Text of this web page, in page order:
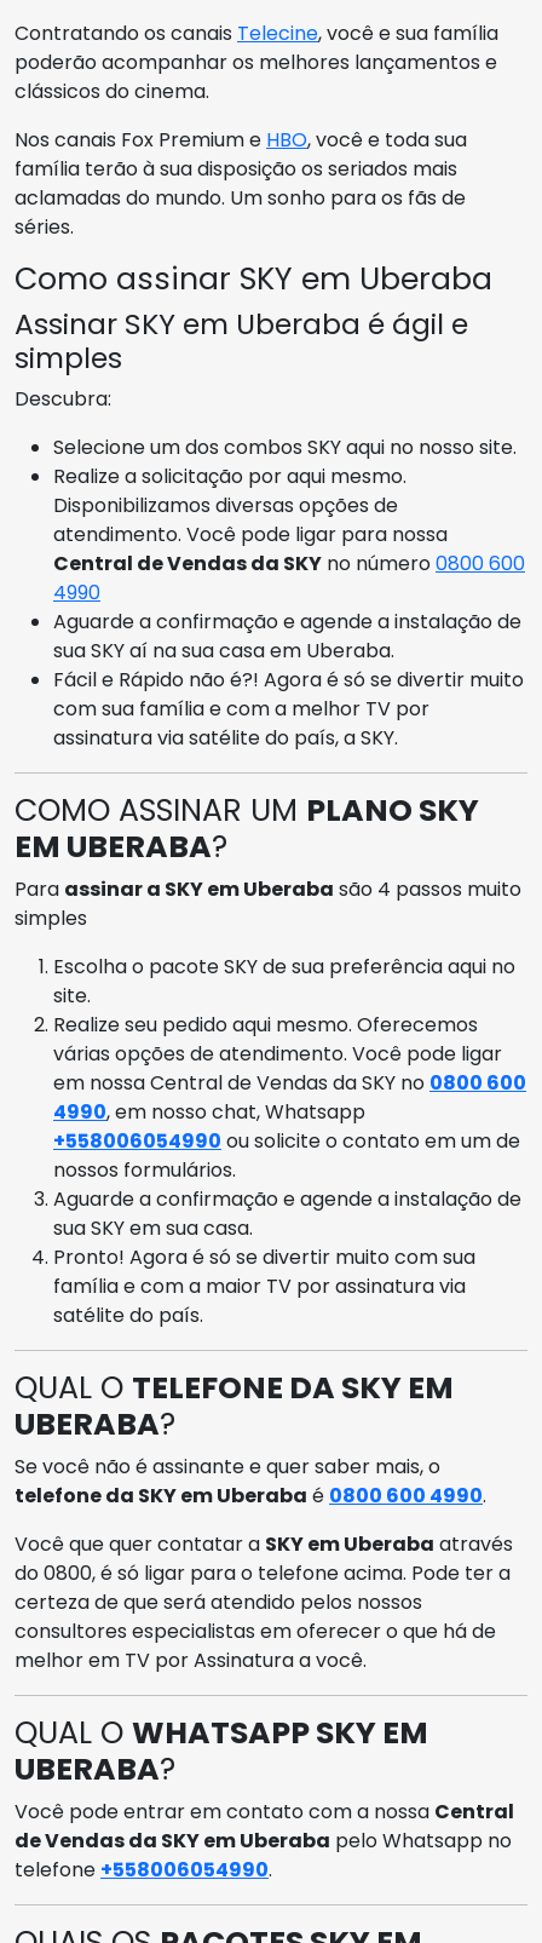
Contratando os canais Telecine, você e sua família
poderão acompanhar os melhores lançamentos e
clássicos do cinema.
Nos canais Fox Premium e HBO, você e toda sua
família terão à sua disposição os seriados mais
aclamadas do mundo. Um sonho para os fãs de
séries.
Como assinar SKY em Uberaba
Assinar SKY em Uberaba é ágil e
simples
Descubra:
Selecione um dos combos SKY aqui no nosso site.
Realize a solicitação por aqui mesmo.
Disponibilizamos diversas opções de
atendimento. Você pode ligar para nossa
Central de Vendas da SKY no número0800 600
4990
Aguarde a confirmação e agende a instalação de
sua SKY aí na sua casa em Uberaba.
Fácil e Rápido não é?! Agora é só se divertir muito
com sua família e com a melhor TV por
assinatura via satélite do país, a SKY.
COMO ASSINAR UM PLANO SKY
EM UBERABA?
Para assinar a SKY em Uberaba são 4 passos muito
simples
Escolha o pacote SKY de sua preferência aqui no
site.
Realize seu pedido aqui mesmo. Oferecemos
várias opções de atendimento. Você pode ligar
em nossa Central de Vendas da SKY no 0800 600
4990, em nosso chat, Whatsapp
+558006054990 ou solicite o contato em um de
nossos formulários.
Aguarde a confirmação e agende a instalação de
sua SKY em sua casa.
Pronto! Agora é só se divertir muito com sua
família e com a maior TV por assinatura via
satélite do país.
QUAL O TELEFONE DA SKY EM
UBERABA?
Se você não é assinante e quer saber mais, o
telefone da SKY em Uberaba é 0800 600 4990.
Você que quer contatar a SKY em Uberaba através
do 0800, é só ligar para o telefone acima. Pode ter a
certeza de que será atendido pelos nossos
consultores especialistas em oferecer o que há de
melhor em TV por Assinatura a você.
QUAL O WHATSAPP SKY EM
UBERABA?
Você pode entrar em contato com a nossa Central
de Vendas da SKY em Uberaba pelo Whatsapp no
telefone +558006054990.